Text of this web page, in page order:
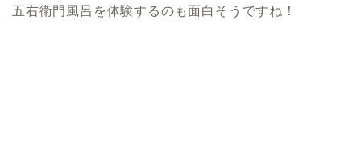
五右衛門風呂を体験するのも面白そうですね！